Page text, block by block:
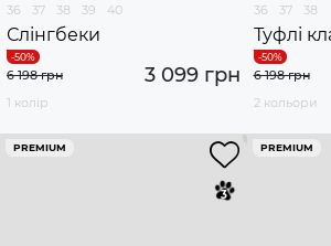
36 37 38 39 40
Слінгбеки
3 099 грн
6 198 грн
1 колір
36 37 38
Туфлі
6 198 грн
2 кольори
PREMIUM PREMIUM